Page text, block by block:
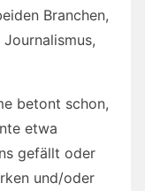
Branchen,
betont schon,
etwa
gefällt oder
und/oder